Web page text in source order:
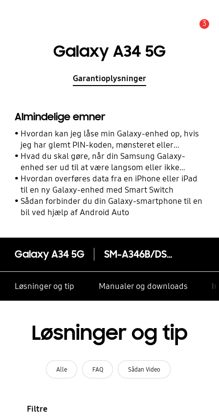
3
Galaxy A34 5G
Garantioplysninger
Almindelige emner
Hvordan kan jeg låse min Galaxy-enhed op, hvis
jeg har glemt PIN-koden, mønsteret eller
adgangskoden?
Hvad du skal gøre, når din Samsung Galaxy-
enhed ser ud til at være langsom eller ikke
reagerer
Hvordan overføres data fra en iPhone eller iPad
til en ny Galaxy-enhed med Smart Switch
Sådan forbinder du din Galaxy-smartphone til en
bil ved hjælp af Android Auto
Galaxy A34 5G SM-A346B/DSN
Løsninger og tip Manualer og downloads
Løsninger og tip
Alle FAQ Sådan Video
Filtre